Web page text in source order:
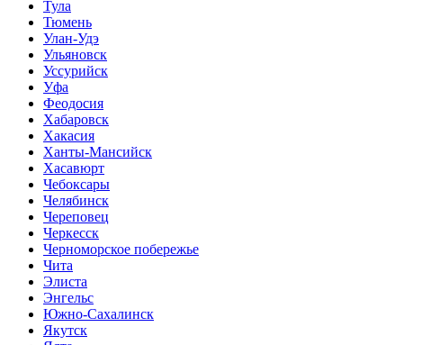
Тула
Тюмень
Улан-Удэ
Ульяновск
Уссурийск
Уфа
Феодосия
Хабаровск
Хакасия
Ханты-Мансийск
Хасавюрт
Чебоксары
Челябинск
Череповец
Черкесск
Черноморское побережье
Чита
Элиста
Энгельс
Южно-Сахалинск
Якутск